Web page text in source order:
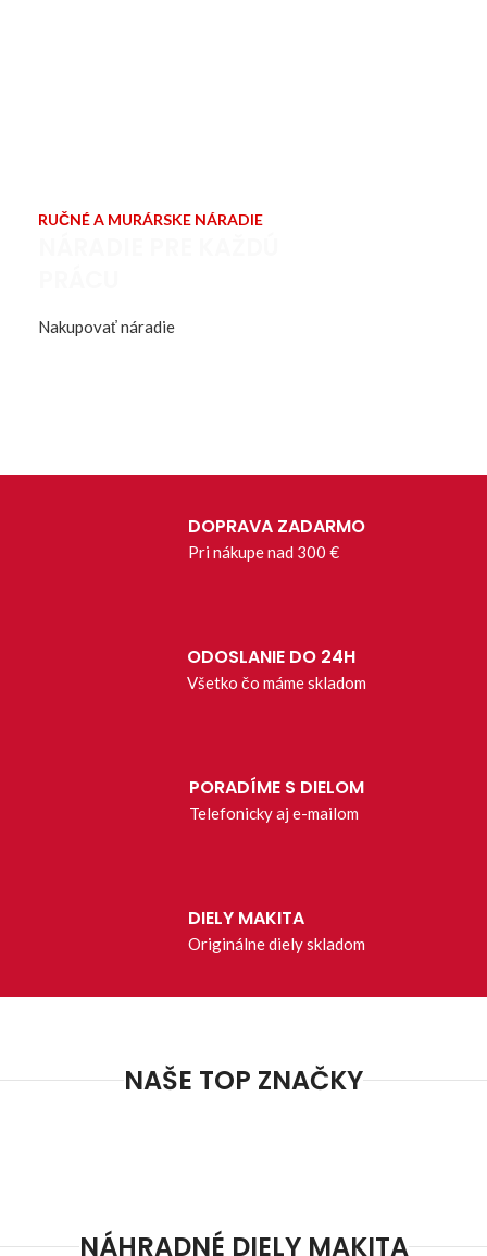
RUČNÉ A MURÁRSKE NÁRADIE
Nakupovať náradie
DOPRAVA ZADARMO
Pri nákupe nad 300 €
ODOSLANIE DO 24H
Všetko čo máme skladom
PORADÍME S DIELOM
Telefonicky aj e-mailom
DIELY MAKITA
Originálne diely skladom
NAŠE TOP ZNAČKY
NÁHRADNÉ DIELY MAKITA